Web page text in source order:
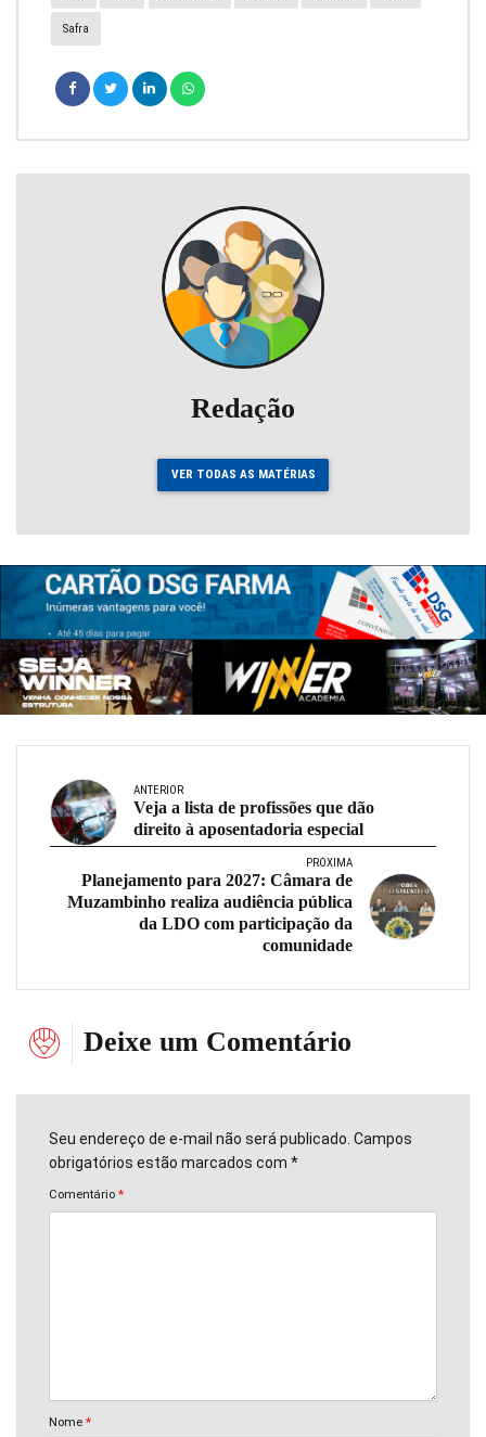
Safra
Redação
VER TODAS AS MATÉRIAS
ANTERIOR
Veja a lista de profissões que dão
direito à aposentadoria especial
PRÓXIMA
Planejamento para 2027: Câmara de
Muzambinho realiza audiência pública
da LDO com participação da
comunidade
Deixe um Comentário
Seu endereço de e-mail não será publicado. Campos
obrigatórios estão marcados com *
Comentário *
Nome *